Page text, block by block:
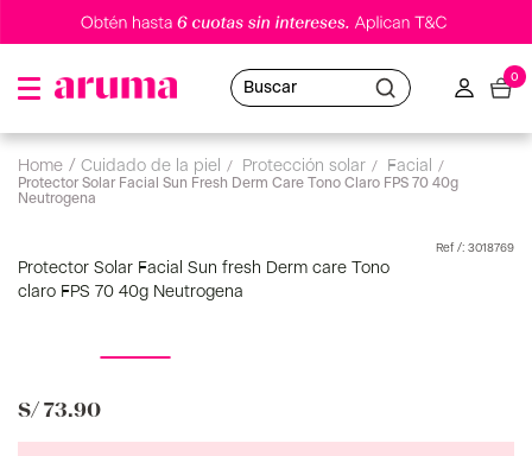
Buscar
0
cuidado de la piel protección solar facial
Protector Solar Facial Sun Fresh Derm Care Tono Claro FPS 70 40g
Neutrogena
: 3018769
Protector Solar Facial Sun fresh Derm care Tono
claro FPS 70 40g Neutrogena
S/ 73.90